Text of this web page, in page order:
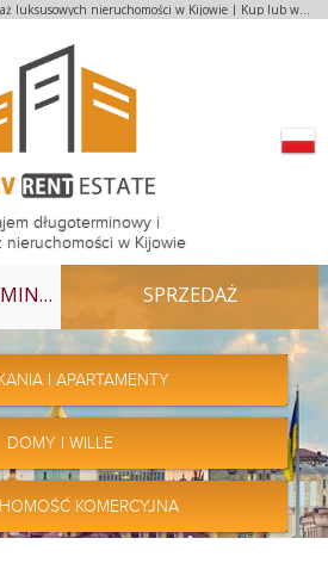
Wynajem długoterminowy i sprzedaż luksusowych nieruchomości w Kijowie | Kup lub wynajmij mieszkanie
długoterminowy i
nieruchomości w Kijowie
WYNAJEM DŁUGOTERMINOWY SPRZEDAŻ
I APARTAMENTY
DOMY I WILLE
KOMERCYJNA